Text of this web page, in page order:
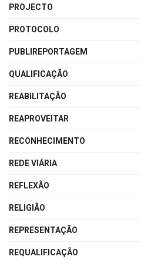
PROJECTO
PROTOCOLO
PUBLIREPORTAGEM
QUALIFICAÇÃO
REABILITAÇÃO
REAPROVEITAR
RECONHECIMENTO
REDE VIÁRIA
REFLEXÃO
RELIGIÃO
REPRESENTAÇÃO
REQUALIFICAÇÃO